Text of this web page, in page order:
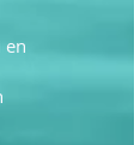
en